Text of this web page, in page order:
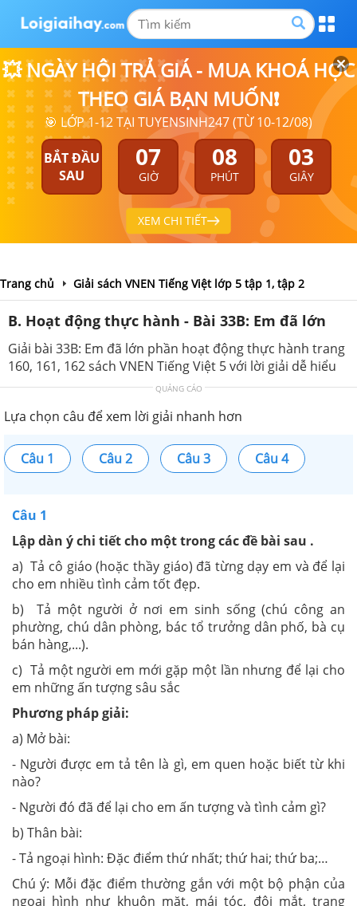
💥 NGÀY HỘI TRẢ GIÁ - MUA KHOÁ HỌC
THEO GIÁ BẠN MUỐN❗
🎯 LỚP 1-12 TẠI TUYENSINH247 (TỪ 10-12/08)
BẮT ĐẦU
SAU
07
GIỜ
08
PHÚT
03
GIÂY
XEM CHI TIẾT
Trang chủ Giải sách VNEN Tiếng Việt lớp 5 tập 1, tập 2
B. Hoạt động thực hành - Bài 33B: Em đã lớn
Giải bài 33B: Em đã lớn phần hoạt động thực hành trang
160, 161, 162 sách VNEN Tiếng Việt 5 với lời giải dễ hiểu
QUẢNG CÁO
Lựa chọn câu để xem lời giải nhanh hơn
Câu 1 Câu 2 Câu 3 Câu 4
Câu 1
Lập dàn ý chi tiết cho một trong các đề bài sau .
a) Tả cô giáo (hoặc thầy giáo) đã từng dạy em và để lại
cho em nhiều tình cảm tốt đẹp.
b) Tả một người ở nơi em sinh sống (chú công an
phường, chú dân phòng, bác tổ trưởng dân phố, bà cụ
bán hàng,...).
c) Tả một người em mới gặp một lần nhưng để lại cho
em những ấn tượng sâu sắc
Phương pháp giải:
a) Mở bài:
- Người được em tả tên là gì, em quen hoặc biết từ khi
nào?
- Người đó đã để lại cho em ấn tượng và tình cảm gì?
b) Thân bài:
- Tả ngoại hình: Đặc điểm thứ nhất; thứ hai; thứ ba;…
Chú ý: Mỗi đặc điểm thường gắn với một bộ phận của
ngoại hình như khuôn mặt, mái tóc, đôi mắt, trang